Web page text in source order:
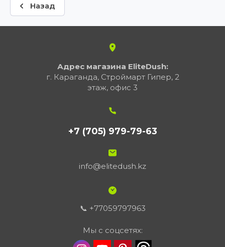
Назад
Адрес магазина EliteDush:
г. Караганда, Строймарт Гипер, 2
этаж, офис 3
+7 (705) 979-79-63
info@elitedush.kz
📞 +77059797963
Мы с соцсетях: